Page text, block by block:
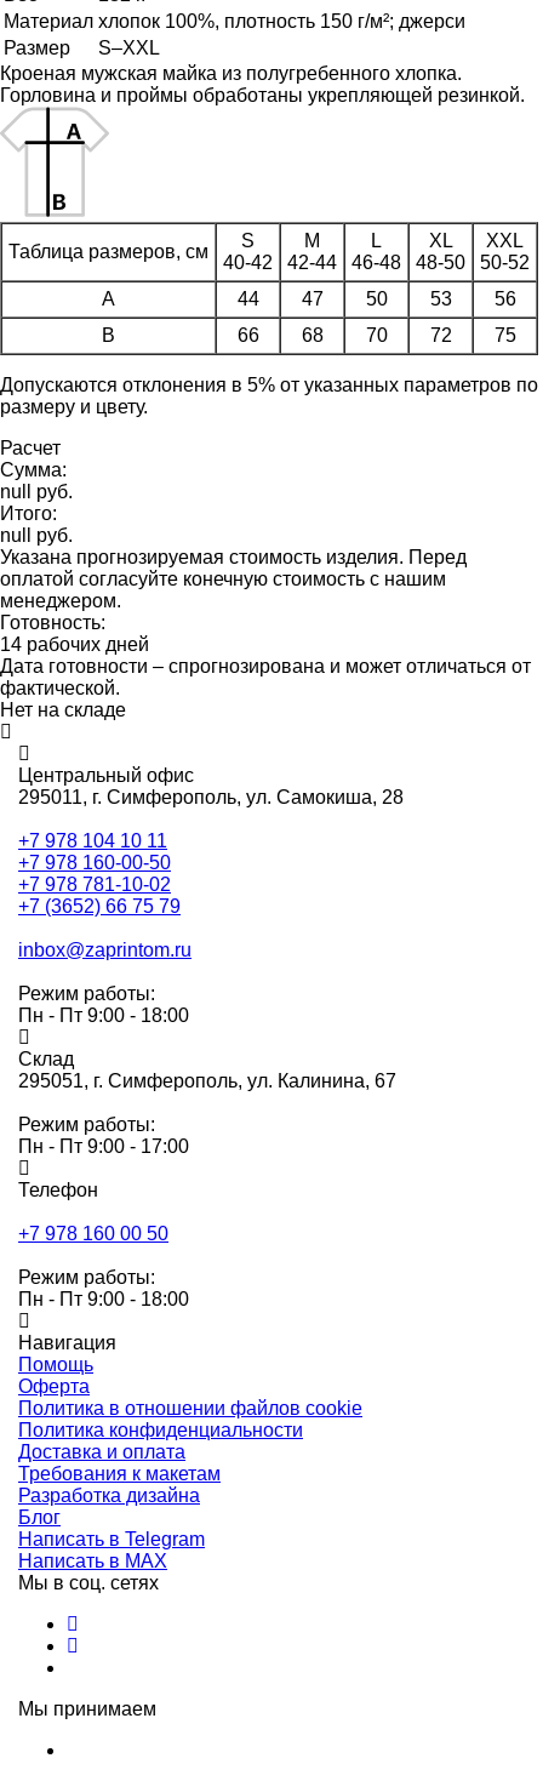
Материал хлопок 100%, плотность 150 г/м²; джерси
Размер
S–XXL
Кроеная мужская майка из полугребенного хлопка.
Горловина и проймы обработаны укрепляющей резинкой.
Таблица размеров, см
S
40-42
M
42-44
L
46-48
XL
48-50
XXL
50-52
A
44 47 50 53
56
B
66 68 70 72 75
Допускаются отклонения в 5% от указанных параметров по
размеру и цвету.
Расчет
Сумма:
null руб.
Итого:
null руб.
Указана прогнозируемая стоимость изделия. Перед
оплатой согласуйте конечную стоимость с нашим
менеджером.
Готовность:
14 рабочих дней
Дата готовности – спрогнозирована и может отличаться от
фактической.
Нет на складе
Центральный офис
295011, г. Симферополь, ул. Самокиша, 28
+7 978 104 10 11
+7 978 160-00-50
+7 978 781-10-02
+7 (3652) 66 75 79
inbox@zaprintom.ru
Режим работы:
Пн - Пт 9:00 - 18:00
Склад
295051, г. Симферополь, ул. Калинина, 67
Режим работы:
Пн - Пт 9:00 - 17:00
Телефон
+7 978 160 00 50
Режим работы:
Пн - Пт 9:00 - 18:00
Навигация
Помощь
Оферта
Политика в отношении файлов cookie
Политика конфиденциальности
Доставка и оплата
Требования к макетам
Разработка дизайна
Блог
Написать в Telegram
Написать в MAX
Мы в соц. сетях
Мы принимаем